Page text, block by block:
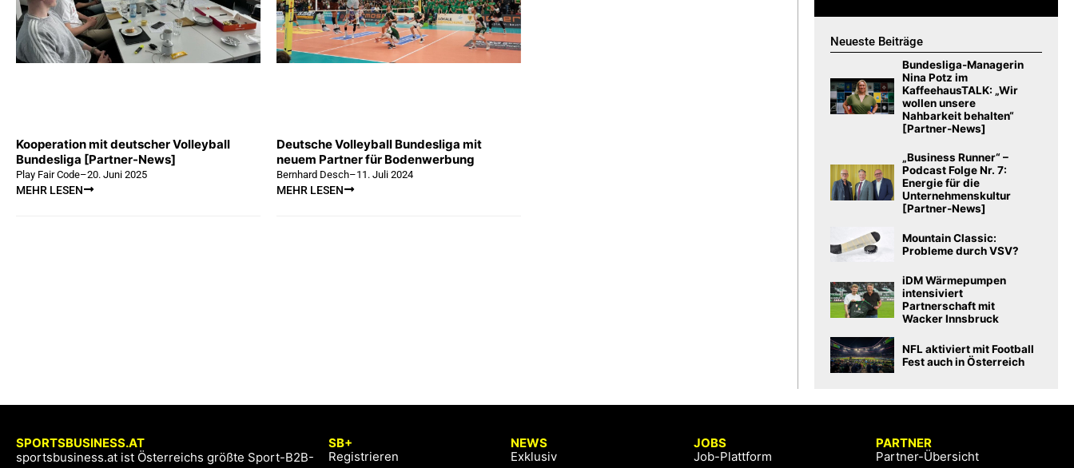
Kooperation mit deutscher Volleyball
Bundesliga [Partner-News]
Play Fair Code–20. Juni 2025
MEHR LESEN
Deutsche Volleyball Bundesliga mit
neuem Partner für Bodenwerbung
Bernhard Desch–11. Juli 2024
MEHR LESEN
Neueste Beiträge
Bundesliga-Managerin
Nina Potz im
KaffeehausTALK: „Wir
wollen unsere
Nahbarkeit behalten“
[Partner-News]
„Business Runner“ –
Podcast Folge Nr. 7:
Energie für die
Unternehmenskultur
[Partner-News]
Mountain Classic:
Probleme durch VSV?
iDM Wärmepumpen
intensiviert
Partnerschaft mit
Wacker Innsbruck
NFL aktiviert mit Football
Fest auch in Österreich
SPORTSBUSINESS.AT
sportsbusiness.at ist Österreichs größte Sport-B2B-
SB+
Registrieren
NEWS
Exklusiv
JOBS
Job-Plattform
PARTNER
Partner-Übersicht